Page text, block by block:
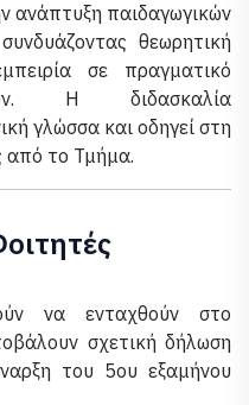
ανάπτυξη παιδαγωγικών
θεωρητική
σε πραγματικό
Η διδασκαλία
γλώσσα και οδηγεί στη
από το Τμήμα.
να ενταχθούν στο
σχετική δήλωση
του 5ου εξαμήνου